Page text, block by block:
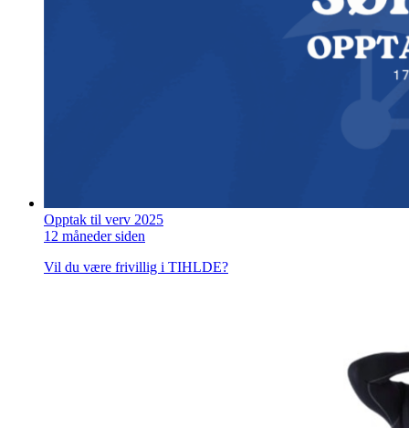
Opptak til verv 2025
12 måneder siden
Vil du være frivillig i TIHLDE?